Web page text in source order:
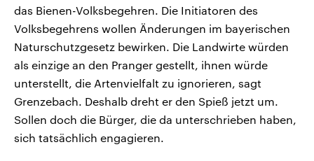
das Bienen-Volksbegehren. Die Initiatoren des
Volksbegehrens wollen Änderungen im bayerischen
Naturschutzgesetz bewirken. Die Landwirte würden
als einzige an den Pranger gestellt, ihnen würde
unterstellt, die Artenvielfalt zu ignorieren, sagt
Grenzebach. Deshalb dreht er den Spieß jetzt um.
Sollen doch die Bürger, die da unterschrieben haben,
sich tatsächlich engagieren.